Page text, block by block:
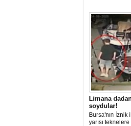
Limana
soydular!
Bursa'nın
yarısı